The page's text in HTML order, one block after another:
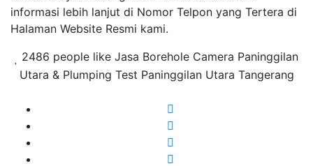
informasi lebih lanjut di Nomor Telpon yang Tertera di
Halaman Website Resmi kami.
2486 people like Jasa Borehole Camera Paninggilan
Utara & Plumping Test Paninggilan Utara Tangerang